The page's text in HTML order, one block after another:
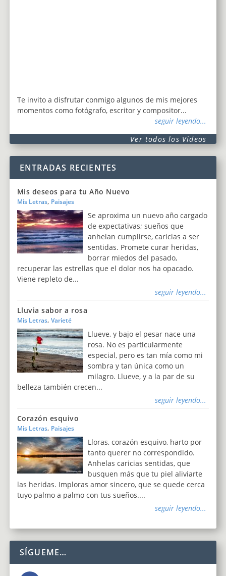
Te invito a disfrutar conmigo algunos de mis mejores
momentos como fotógrafo, escritor y compositor...
seguir leyendo...
Ver todos los Videos
ENTRADAS RECIENTES
Mis deseos para tu Año Nuevo
Mis Letras, Paisajes
Se aproxima un nuevo año cargado
de expectativas; sueños que
anhelan cumplirse, caricias a ser
sentidas. Promete curar heridas,
borrar miedos del pasado,
recuperar las estrellas que el dolor nos ha opacado.
Viene repleto de...
seguir leyendo...
Lluvia sabor a rosa
Mis Letras, Varieté
Llueve, y bajo el pesar nace una
rosa. No es particularmente
especial, pero es tan mía como mi
sombra y tan única como un
milagro. Llueve, y a la par de su
belleza también crecen...
seguir leyendo...
Corazón esquivo
Mis Letras, Paisajes
Lloras, corazón esquivo, harto por
tanto querer no correspondido.
Anhelas caricias sentidas, que
busquen más que tu piel aliviarte
las heridas. Imploras amor sincero, que se quede cerca
tuyo palmo a palmo con tus sueños....
seguir leyendo...
SÍGUEME…